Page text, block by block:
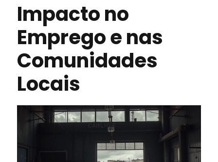
Impacto no
Emprego e nas
Comunidades
Locais